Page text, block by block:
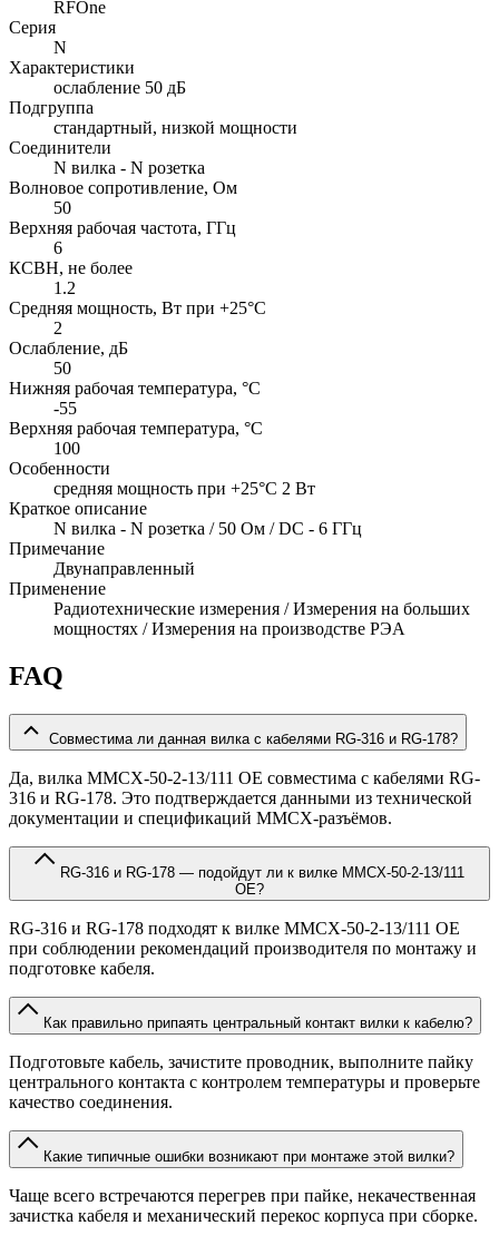
RFOne
Серия
N
Характеристики
ослабление 50 дБ
Подгруппа
стандартный, низкой мощности
Соединители
N вилка - N розетка
Волновое сопротивление, Ом
50
Верхняя рабочая частота, ГГц
6
КСВН, не более
1.2
Средняя мощность, Вт при +25°C
2
Ослабление, дБ
50
Нижняя рабочая температура, °C
-55
Верхняя рабочая температура, °C
100
Особенности
cредняя мощность при +25°C 2 Вт
Краткое описание
N вилка - N розетка / 50 Ом / DC - 6 ГГц
Примечание
Двунаправленный
Применение
Радиотехнические измерения / Измерения на больших
мощностях / Измерения на производстве РЭА
FAQ
Совместима ли данная вилка с кабелями RG-316 и RG-178?
Да, вилка MMCX-50-2-13/111 OE совместима с кабелями RG-
316 и RG-178. Это подтверждается данными из технической
документации и спецификаций MMCX-разъёмов.
OE?
RG-316 и RG-178 подходят к вилке MMCX-50-2-13/111 OE
при соблюдении рекомендаций производителя по монтажу и
подготовке кабеля.
Как правильно припаять центральный контакт вилки к кабелю?
Подготовьте кабель, зачистите проводник, выполните пайку
центрального контакта с контролем температуры и проверьте
качество соединения.
Какие типичные ошибки возникают при монтаже этой вилки?
Чаще всего встречаются перегрев при пайке, некачественная
зачистка кабеля и механический перекос корпуса при сборке.